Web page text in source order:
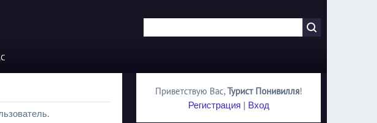
Приветствую Вас,Турист Понивилля!
Регистрация | Вход